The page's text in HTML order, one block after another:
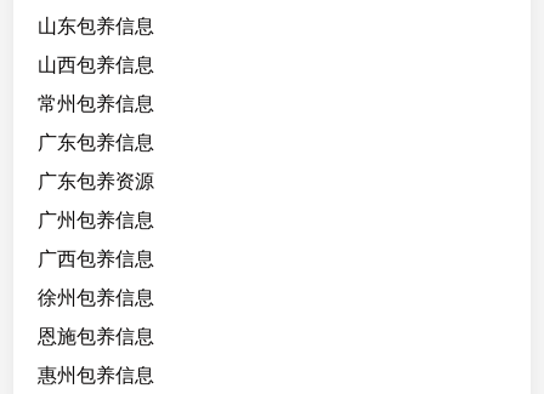
山东包养信息
山西包养信息
常州包养信息
广东包养信息
广东包养资源
广州包养信息
广西包养信息
徐州包养信息
恩施包养信息
惠州包养信息